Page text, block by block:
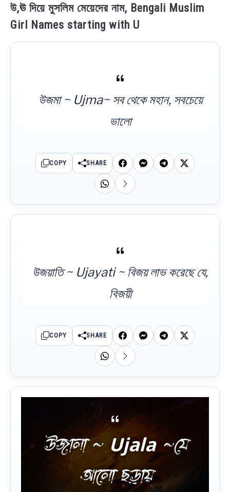
উ,ঊ দিয়ে মুসলিম মেয়েদের নাম, Bengali Muslim
Girl Names starting with U
উজমা ~ Ujma~ সব থেকে মহান, সবচেয়ে
ভালো
COPY SHARE
উজয়াতি ~ Ujayati ~ বিজয় লাভ করেছে যে,
বিজয়ী
COPY SHARE
উজালা ~ Ujala ~যে
আলো ছড়ায়